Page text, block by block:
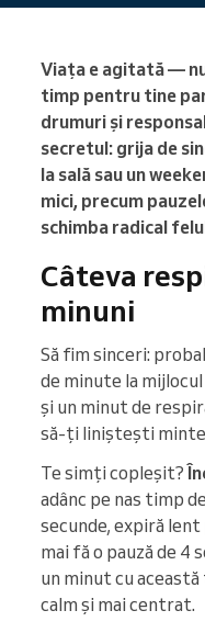
Viața e agitată —
timp pentru tine
drumuri și
secretul: grija de
la sală sau un
mici, precum
schimba radical
Câteva
minuni
Să fim sinceri:
de minute la
și un minut de
să-ți liniștești
Te simți copleșit?
adânc pe nas timp
secunde, expiră
mai fă o pauză de 4
un minut cu
calm și mai centrat.